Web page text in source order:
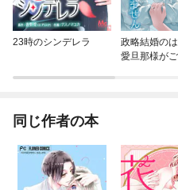
23時のシンデレラ
政略結婚の
愛旦那様が
同じ作者の本